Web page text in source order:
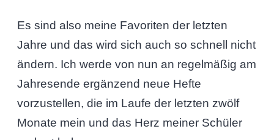
Es sind also meine Favoriten der letzten
Jahre und das wird sich auch so schnell nicht
ändern. Ich werde von nun an regelmäßig am
Jahresende ergänzend neue Hefte
vorzustellen, die im Laufe der letzten zwölf
Monate mein und das Herz meiner Schüler